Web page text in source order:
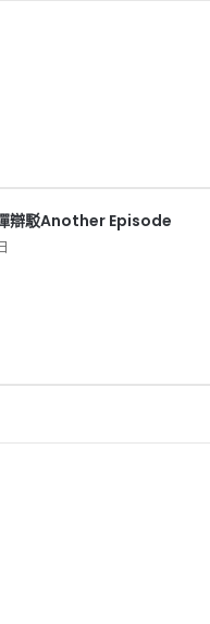
辯駁Another Episode